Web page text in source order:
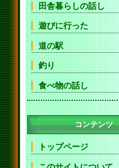
田舎暮らしの話し
遊びに行った
道の駅
釣り
食べ物の話し
コンテンツ
トップページ